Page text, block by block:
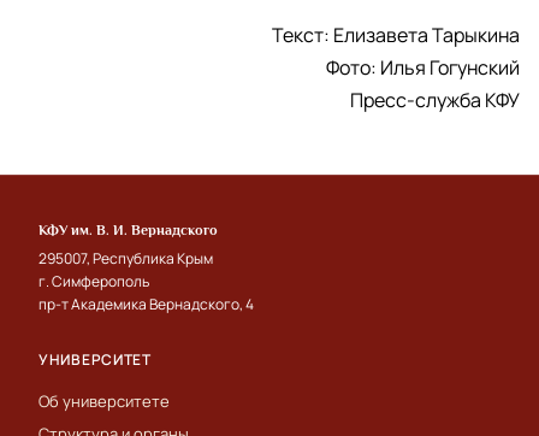
Текст: Елизавета Тарыкина
Фото: Илья Гогунский
Пресс-служба КФУ
КФУ им. В. И. Вернадского
295007, Республика Крым
г. Симферополь
пр-т Академика Вернадского, 4
УНИВЕРСИТЕТ
Об университете